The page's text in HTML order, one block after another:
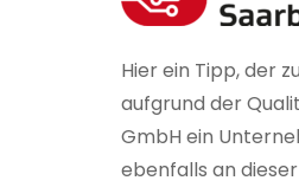
Hier ein Tipp, der
aufgrund der
GmbH ein
ebenfalls an